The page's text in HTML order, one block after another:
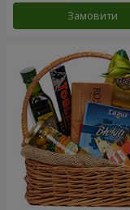
Замовити